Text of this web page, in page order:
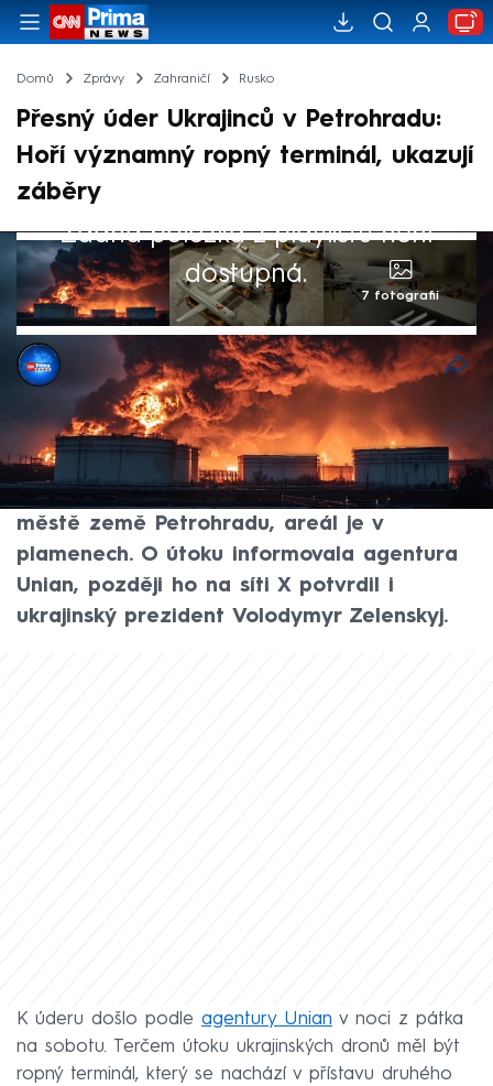
Domů Zprávy Zahraničí Rusko
Přesný úder Ukrajinců v Petrohradu:
Hoří významný ropný terminál, ukazují
záběry
Žádná položka z playlistu není
dostupná.
7 fotografií
Michael Cardal
Akt. 4. čvc 2026, 10:25• 4. čvc 2026, 08:32
Ukrajinská armáda v noci na sobotu
provedla další úspěšný úder v Rusku. Drony
zasáhly ropný terminál v druhém největším
městě země Petrohradu, areál je v
plamenech. O útoku informovala agentura
Unian, později ho na síti X potvrdil i
ukrajinský prezident Volodymyr Zelenskyj.
K úderu došlo podle agentury Unian v noci z pátka
na sobotu. Terčem útoku ukrajinských dronů měl být
ropný terminál, který se nachází v přístavu druhého